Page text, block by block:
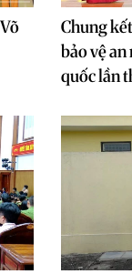
Chung
bảo vệ
quốc lần